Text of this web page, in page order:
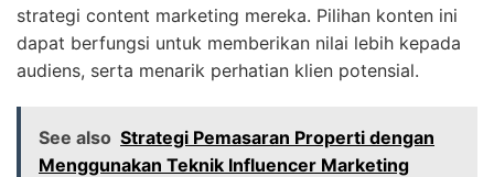
strategi content marketing mereka. Pilihan konten ini
dapat berfungsi untuk memberikan nilai lebih kepada
audiens, serta menarik perhatian klien potensial.
See also Strategi Pemasaran Properti dengan
Menggunakan Teknik Influencer Marketing